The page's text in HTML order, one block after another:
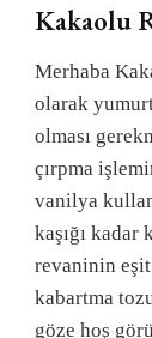
Kakaolu
Merhaba
olarak
olması
çırpma
vanilya
kaşığı
revaninin
kabartma
göze hoş